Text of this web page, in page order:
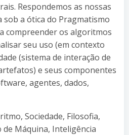
Respondemos as nossas
a ótica do Pragmatismo
compreender os algoritmos
seu uso (em contexto
(sistema de interação de
e seus componentes
agentes, dados,
Sociedade, Filosofia,
Máquina, Inteligência